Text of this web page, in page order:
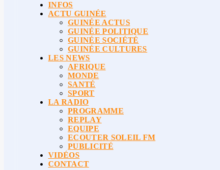
INFOS
ACTU GUINÉE
GUINÉE ACTUS
GUINÉE POLITIQUE
GUINÉE SOCIÉTÉ
GUINÉE CULTURES
LES NEWS
AFRIQUE
MONDE
SANTÉ
SPORT
LA RADIO
PROGRAMME
REPLAY
EQUIPE
ECOUTER SOLEIL FM
PUBLICITÉ
VIDÉOS
CONTACT